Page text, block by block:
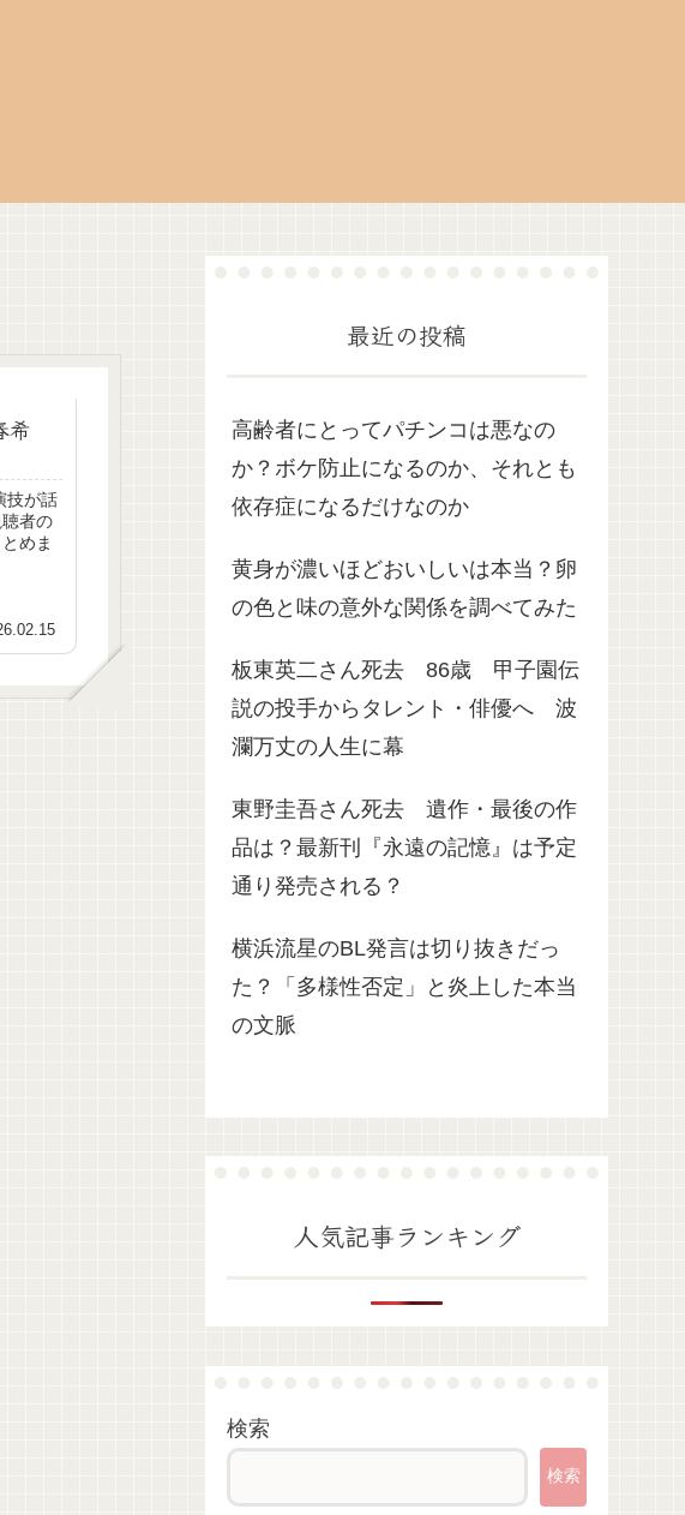
希
技が話
者の
めま
最近の投稿
高齢者にとってパチンコは悪なの
か？ボケ防止になるのか、それとも
依存症になるだけなのか
黄身が濃いほどおいしいは本当？卵
の色と味の意外な関係を調べてみた
板東英二さん死去 86歳 甲子園伝
説の投手からタレント・俳優へ 波
瀾万丈の人生に幕
東野圭吾さん死去 遺作・最後の作
品は？最新刊『永遠の記憶』は予定
通り発売される？
横浜流星のBL発言は切り抜きだっ
た？「多様性否定」と炎上した本当
の文脈
人気記事ランキング
検索
検索